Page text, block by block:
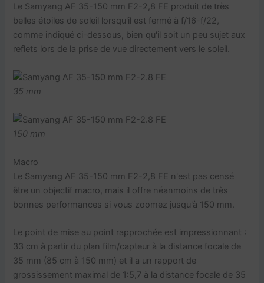
Le Samyang AF 35-150 mm F2-2,8 FE produit de très
belles étoiles de soleil lorsqu'il est fermé à f/16-f/22,
comme indiqué ci-dessous, bien qu'il soit un peu sujet aux
reflets lors de la prise de vue directement vers le soleil.
35 mm
150 mm
Macro
Le Samyang AF 35-150 mm F2-2,8 FE n'est pas censé
être un objectif macro, mais il offre néanmoins de très
bonnes performances si vous zoomez jusqu'à 150 mm.
Le point de mise au point rapprochée est impressionnant :
33 cm à partir du plan film/capteur à la distance focale de
35 mm (85 cm à 150 mm) et il a un rapport de
grossissement maximal de 1:5,7 à la distance focale de 35